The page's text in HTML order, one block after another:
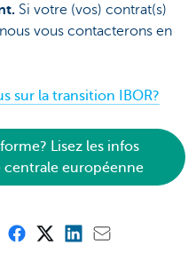
Si votre (vos) contrat(s)
vous contacterons en
sur la transition IBOR?
Lisez les infos
centrale européenne